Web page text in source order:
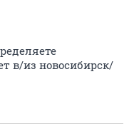
в/из новосибирск/